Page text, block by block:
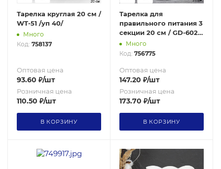
Тарелка круглая 20 см /
WT-51 /уп 40/
Много
Код: 758137
Оптовая цена
93.60 ₽/шт
Розничная цена
110.50 ₽/шт
В КОРЗИНУ
Тарелка для
правильного питания 3
секции 20 см / GD-602 /
уп 22/
Много
Код: 756775
Оптовая цена
147.20 ₽/шт
Розничная цена
173.70 ₽/шт
В КОРЗИНУ